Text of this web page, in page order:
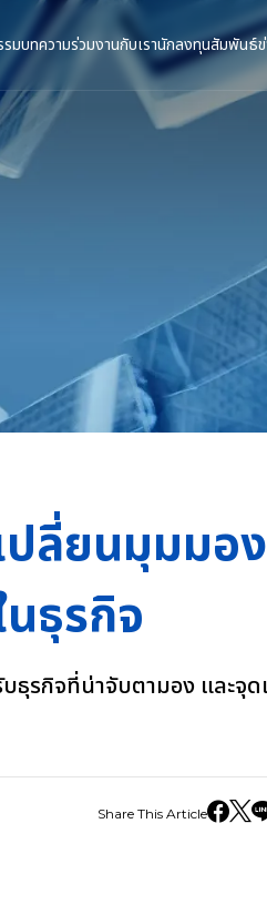
รมบทความร่วมงานกับเรานักลงทุนสัมพันธ์
ปลี่ยนมุมมอง
ธุรกิจ
รกิจที่น่าจับตามอง และจุด
Share This Article